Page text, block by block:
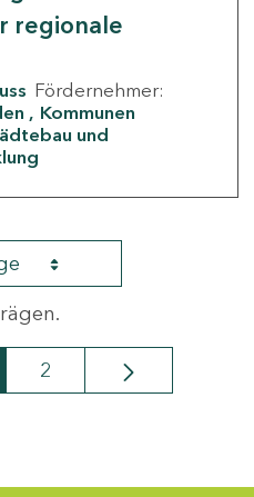
regionale
Fördernehmer:
Kommunen
und
Seite
2